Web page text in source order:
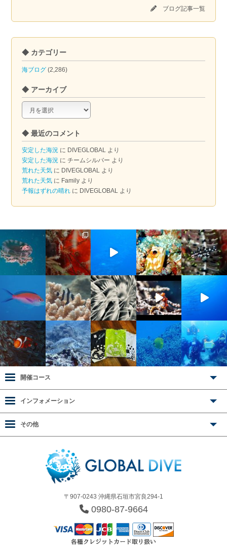
ブログ記事一覧
◆ カテゴリー
海ブログ (2,286)
◆ アーカイブ
◆
ア
カ
イ
ブ
◆ 最近のコメント
安定した海況 に DIVEGLOBAL より
安定した海況 にチームシルバー より
荒れた天気 に DIVEGLOBAL より
荒れた天気 に Family より
予報はずれの晴れ に DIVEGLOBAL より
〒907-0243 沖縄県石垣市宮良294-1
0980-87-9664
開催コース
インフォメーション
その他